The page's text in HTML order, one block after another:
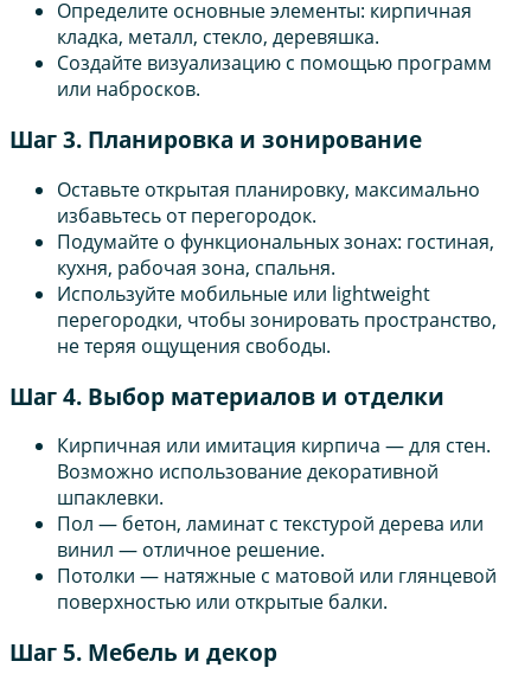
Определите основные элементы: кирпичная
кладка, металл, стекло, деревяшка.
Создайте визуализацию с помощью программ
или набросков.
Шаг 3. Планировка и зонирование
Оставьте открытая планировку, максимально
избавьтесь от перегородок.
Подумайте о функциональных зонах: гостиная,
кухня, рабочая зона, спальня.
Используйте мобильные или lightweight
перегородки, чтобы зонировать пространство,
не теряя ощущения свободы.
Шаг 4. Выбор материалов и отделки
Кирпичная или имитация кирпича — для стен.
Возможно использование декоративной
шпаклевки.
Пол — бетон, ламинат с текстурой дерева или
винил — отличное решение.
Потолки — натяжные с матовой или глянцевой
поверхностью или открытые балки.
Шаг 5. Мебель и декор